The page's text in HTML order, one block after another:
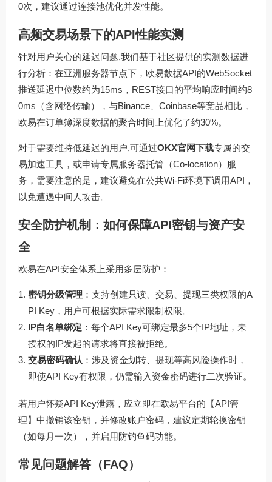
0次，建议通过连接池优化并发性能。
高频交易场景下的API性能实测
针对用户关心的延迟问题,我们基于社区提供的实测数据进
行分析：在亚洲服务器节点下，欧易数据API的WebSocket
推送延迟中位数约为15ms，REST接口的平均响应时间约8
0ms（含网络传输），与Binance、Coinbase等竞品相比，
欧易在订单簿深度数据的聚合时间上优化了约30%。
对于需要维持低延迟的用户,可通过OKX官网下载专属的交
易加速工具，或申请专属服务器托管（Co-location）服
务，需要注意的是，建议避免在公共Wi-Fi环境下调用API，
以免遭遇中间人攻击。
安全防护机制：如何保障API密钥与资产安
全
欧易在API安全体系上采用多层防护：
密钥分级管理 ：支持创建只读、交易、提现三类权限的A
PI Key，用户可根据实际需求限制权限。
IP白名单绑定 ：每个API Key可绑定最多5个IP地址，未
授权的IP发起的请求将直接被拒绝。
交易密码确认 ：涉及资金划转、提现等高风险操作时，
即使API Key有权限，仍需输入资金密码进行二次验证。
若用户怀疑API Key泄露，应立即在欧易平台的【API管
理】中撤销该密钥，并修改账户密码，建议定期轮换密钥
（如每月一次），并启用防钓鱼码功能。
常见问题解答（FAQ）